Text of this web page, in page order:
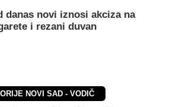
danas novi iznosi akciza na
i rezani duvan
NOVI SAD - VODIČ